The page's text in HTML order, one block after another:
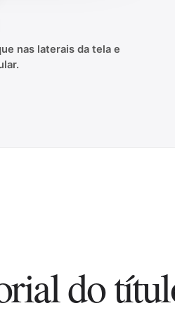
nas laterais da tela e
do